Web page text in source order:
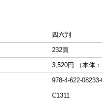
四六判
232頁
3,520円 （本体：
978-4-622-
C1311